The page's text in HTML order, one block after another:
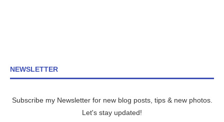
NEWSLETTER
Subscribe my Newsletter for new blog posts, tips & new photos.
Let's stay updated!